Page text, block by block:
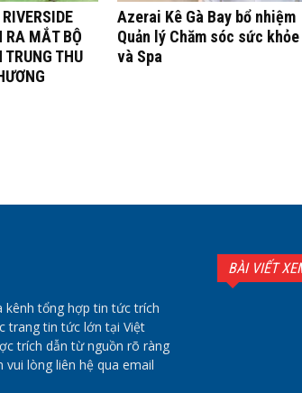
RA MẮT BỘ
THU
Azerai Kê Gà Bay bổ nhiệm
Quản lý Chăm sóc sức khỏe
và Spa
kênh tổng hợp tin tức trích
trang tin tức lớn tại Việt
trích dẫn từ nguồn rõ ràng
vui lòng liên hệ qua email
BÀI VIẾT